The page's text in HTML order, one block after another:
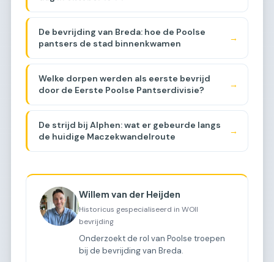
De bevrijding van Breda: hoe de Poolse
pantsers de stad binnenkwamen
→
Welke dorpen werden als eerste bevrijd
door de Eerste Poolse Pantserdivisie?
→
De strijd bij Alphen: wat er gebeurde langs
de huidige Maczekwandelroute
→
Willem van der Heijden
Historicus gespecialiseerd in WOII
bevrijding
Onderzoekt de rol van Poolse troepen
bij de bevrijding van Breda.